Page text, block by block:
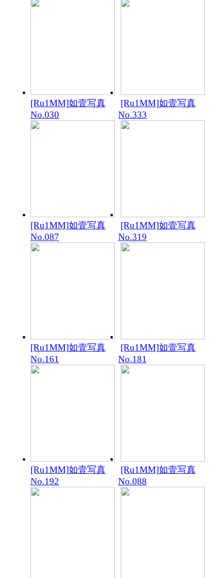
[Ru1MM]如壹写真
No.030
[Ru1MM]如壹写真
No.333
[Ru1MM]如壹写真
No.087
[Ru1MM]如壹写真
No.319
[Ru1MM]如壹写真
No.161
[Ru1MM]如壹写真
No.181
[Ru1MM]如壹写真
No.192
[Ru1MM]如壹写真
No.088